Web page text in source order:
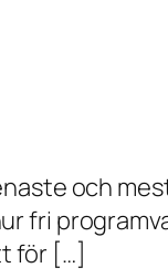
och
fri
för […]